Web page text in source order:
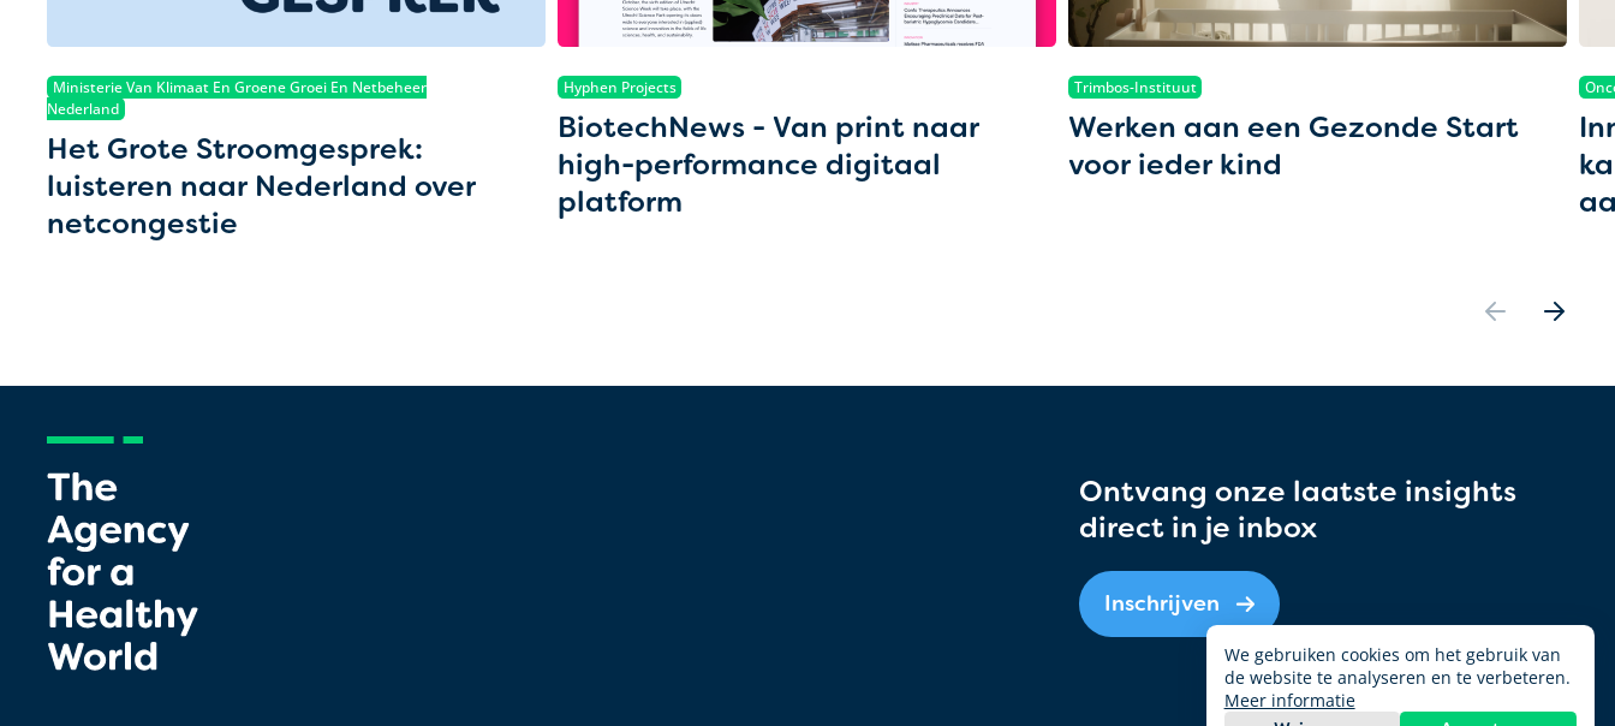
Ministerie Van Klimaat En Groene Groei En Netbeheer
Nederland
Het Grote Stroomgesprek:
luisteren naar Nederland over
netcongestie
Hyphen Projects
BiotechNews - Van print naar
high-performance digitaal
platform
Trimbos-Instituut
Werken aan een Gezonde Start
voor ieder kind
Ontvang onze laatste insights
direct in je inbox
Inschrijven
We gebruiken cookies om het gebruik van
de website te analyseren en te verbeteren.
Meer informatie